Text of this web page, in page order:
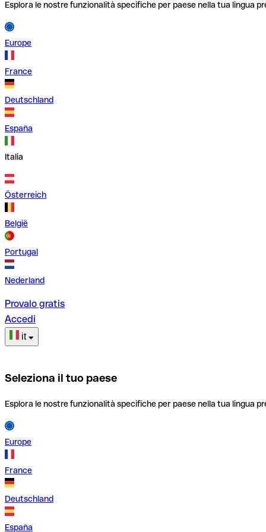
Esplora le nostre funzionalità specifiche per paese nella tua lingua
Europe
France
Deutschland
España
Italia
Österreich
België
Portugal
Nederland
Provalo gratis
Accedi
it
Seleziona il tuo paese
Esplora le nostre funzionalità specifiche per paese nella tua lingua
Europe
France
Deutschland
España